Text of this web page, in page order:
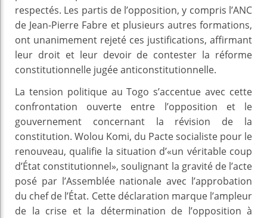
respectés. Les partis de l’opposition, y compris l’ANC
de Jean-Pierre Fabre et plusieurs autres formations,
ont unanimement rejeté ces justifications, affirmant
leur droit et leur devoir de contester la réforme
constitutionnelle jugée anticonstitutionnelle.
La tension politique au Togo s’accentue avec cette
confrontation ouverte entre l’opposition et le
gouvernement concernant la révision de la
constitution. Wolou Komi, du Pacte socialiste pour le
renouveau, qualifie la situation d’«un véritable coup
d’État constitutionnel», soulignant la gravité de l’acte
posé par l’Assemblée nationale avec l’approbation
du chef de l’État. Cette déclaration marque l’ampleur
de la crise et la détermination de l’opposition à